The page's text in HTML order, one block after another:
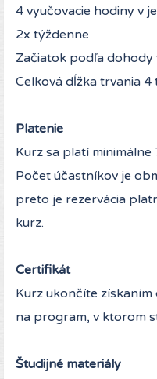
4 vyučovacie hodiny v
2x týždenne
Začiatok podľa
Celková dĺžka trvania 4
Platenie
Kurz sa platí
Počet účastníkov je
preto je rezervácia
kurz.
Certifikát
Kurz ukončíte
na program, v ktorom
Študijné materiály